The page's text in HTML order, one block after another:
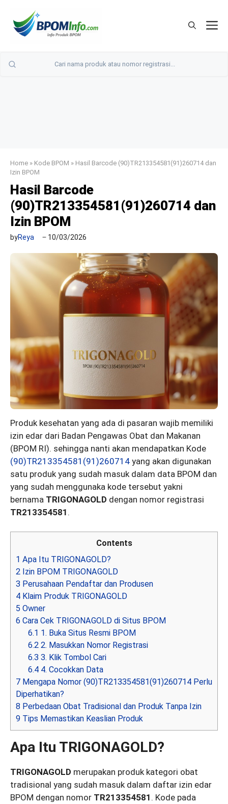
Home » Kode BPOM » Hasil Barcode (90)TR213354581(91)260714 dan
Izin BPOM
Hasil Barcode
(90)TR213354581(91)260714 dan
Izin BPOM
byReya 10/03/2026
Produk kesehatan yang ada di pasaran wajib memiliki
izin edar dari Badan Pengawas Obat dan Makanan
(BPOM RI). sehingga nanti akan mendapatkan Kode
(90)TR213354581(91)260714 yang akan digunakan
satu produk yang sudah masuk dalam data BPOM dan
yang sudah menggunaka kode tersebut yakni
bernama TRIGONAGOLD dengan nomor registrasi
TR213354581 .
Contents
1 Apa Itu TRIGONAGOLD?
2 Izin BPOM TRIGONAGOLD
3 Perusahaan Pendaftar dan Produsen
4 Klaim Produk TRIGONAGOLD
5 Owner
6 Cara Cek TRIGONAGOLD di Situs BPOM
6.1 1. Buka Situs Resmi BPOM
6.2 2. Masukkan Nomor Registrasi
6.3 3. Klik Tombol Cari
6.4 4. Cocokkan Data
7 Mengapa Nomor (90)TR213354581(91)260714 Perlu
Diperhatikan?
8 Perbedaan Obat Tradisional dan Produk Tanpa Izin
9 Tips Memastikan Keaslian Produk
Apa Itu TRIGONAGOLD?
TRIGONAGOLD merupakan produk kategori obat
tradisional yang sudah masuk dalam daftar izin edar
BPOM dengan nomor TR213354581 . Kode pada